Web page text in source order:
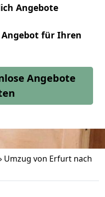
Angebote
Angebot für Ihren
Angebote
Umzug von Erfurt nach